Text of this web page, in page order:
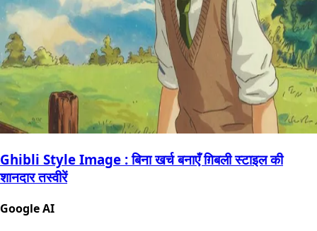
Ghibli Style Image : बिना खर्च बनाएँ ग़िबली स्टाइल की
शानदार तस्वीरें
Google AI